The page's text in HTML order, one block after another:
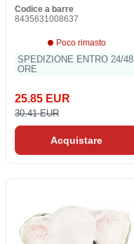
Codice a barre
8435631008637
Poco rimasto
SPEDIZIONE ENTRO 24/48
ORE
25.85 EUR
30.41 EUR
Acquistare